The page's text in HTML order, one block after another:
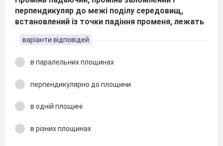
перпендикуляр до межі поділу середовищ,
встановлений із точки падіння променя, лежать
варіанти відповідей
в паралельних площинах
перпендикулярно до площини
в одній площині
в різних площинах